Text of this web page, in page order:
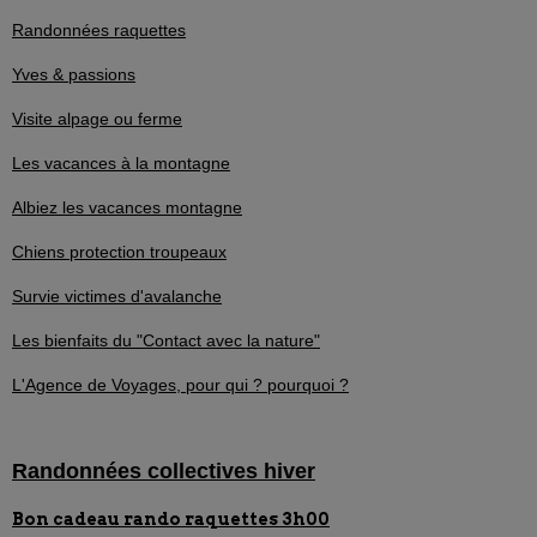
Randonnées raquettes
Yves & passions
Visite alpage ou ferme
Les vacances à la montagne
Albiez les vacances montagne
Chiens protection troupeaux
Survie victimes d'avalanche
Les bienfaits du "Contact avec la nature"
L'Agence de Voyages, pour qui ? pourquoi ?
Randonnées collectives hiver
Bon cadeau rando raquettes 3h00